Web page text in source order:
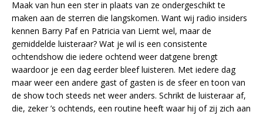
Maak van hun een ster in plaats van ze ondergeschikt te
maken aan de sterren die langskomen. Want wij radio insiders
kennen Barry Paf en Patricia van Liemt wel, maar de
gemiddelde luisteraar? Wat je wil is een consistente
ochtendshow die iedere ochtend weer datgene brengt
waardoor je een dag eerder bleef luisteren. Met iedere dag
maar weer een andere gast of gasten is de sfeer en toon van
de show toch steeds net weer anders. Schrikt de luisteraar af,
die, zeker ’s ochtends, een routine heeft waar hij of zij zich aan